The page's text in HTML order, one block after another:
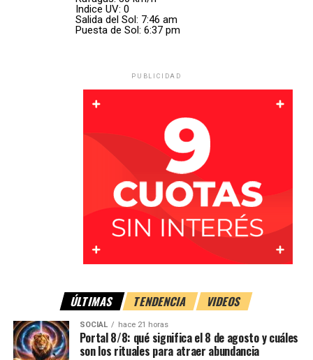
Intervino personal policial
En el operativo también participaron efectivos de la
, con jurisdicción en San Antonio, y
Subcomisaría 14
Una vez finalizadas las tareas de seguridad y control de la
situación, la dotación de Bomberos regresó a su
dependencia pasadas las21 horas.
El episodio volvió a poner en evidencia el riesgo que
representa la presencia de animales sueltos sobre las
Con información de Rafaela Noticias
Indice UV: 0
Salida del Sol: 7:46 am
Puesta de Sol: 6:37 pm
PUBLICIDAD
ÚLTIMAS TENDENCIA VIDEOS
SOCIAL hace 21 horas
Portal 8/8: qué significa el 8 de agosto y cuáles
son los rituales para atraer abundancia